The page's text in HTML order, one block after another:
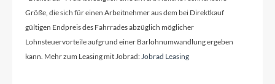
Ergon GP1 SD
Ladegerät
Größe, die sich für einen Arbeitnehmer aus dem bei Direktkauf
gültigen Endpreis des Fahrrades abzüglich möglicher
Lohnsteuervorteile aufgrund einer Barlohnumwandlung ergeben
kann. Mehr zum Leasing mit Jobrad:Jobrad Leasing